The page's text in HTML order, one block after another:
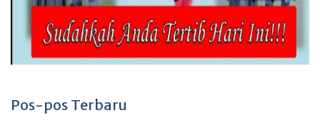
Pos-pos Terbaru